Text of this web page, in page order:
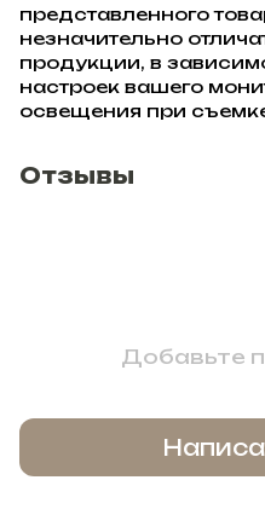
представленного
незначительно
продукции, в
настроек вашего
освещения при
Отзывы
Добавьте